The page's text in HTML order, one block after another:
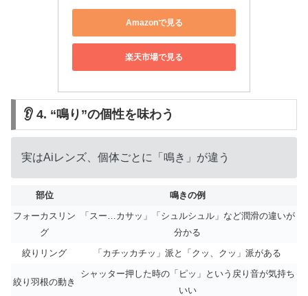
Amazonで見る
楽天市場で見る
👂 4. “鳴り”の個性を味わう
実はAiレンズ、個体ごとに「鳴き」が違う
部位
鳴きの例
フォーカスリン
グ
「スー…カサッ」「シュルシュル」など潤滑の違いが
分かる
絞りリング
「カチッカチッ」派と「クッ、クッ」派がある
絞り羽根の動き
シャッター押した時の「ピッ」という戻り音が気持ち
いい